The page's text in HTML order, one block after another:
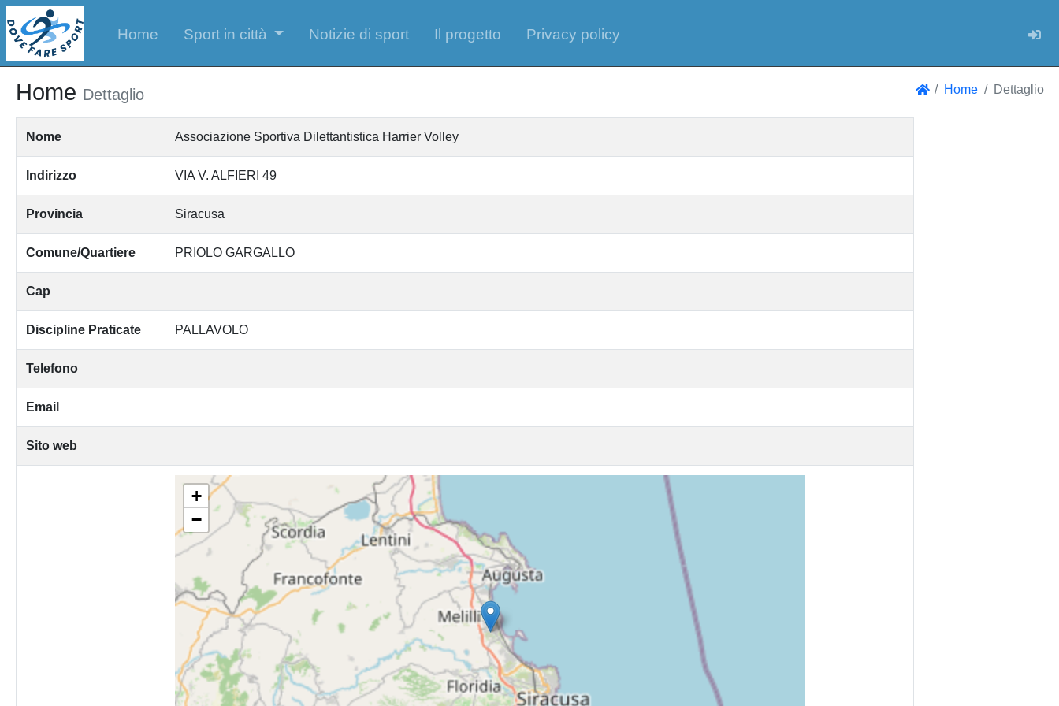
Home Sport in città Notizie di sport Il progetto Privacy policy
Home Dettaglio Home Dettaglio
Nome Associazione Sportiva Dilettantistica Harrier Volley
Indirizzo VIA V. ALFIERI 49
Provincia Siracusa
Comune/Quartiere PRIOLO GARGALLO
Cap
Discipline Praticate PALLAVOLO
Telefono
Email
Sito web
+
−